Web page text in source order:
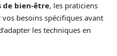
de bien-être, les praticiens
besoins spécifiques avant
les techniques en